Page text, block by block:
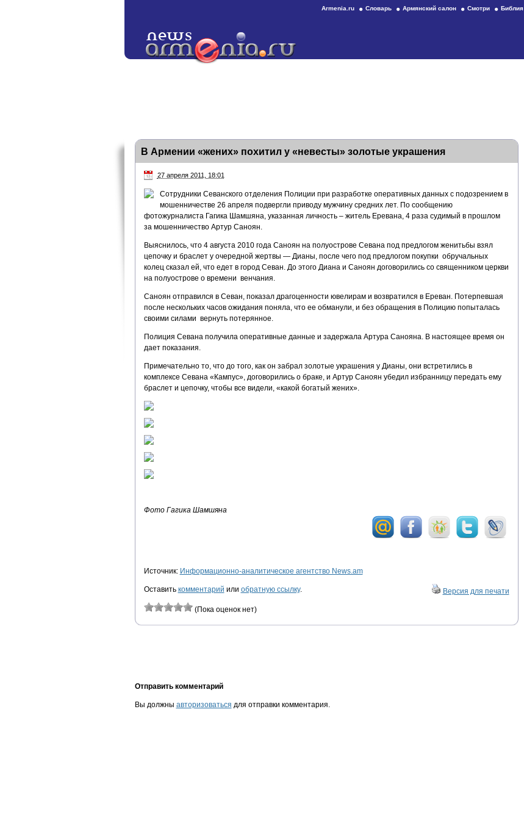
Armenia.ru Словарь Армянский салон Смотри Библия
В Армении «жених» похитил у «невесты» золотые украшения
27 апреля 2011, 18:01
Сотрудники Севанского отделения Полиции при разработке оперативных данных с подозрением в
мошенничестве 26 апреля подвергли приводу мужчину средних лет. По сообщению
фотожурналиста Гагика Шамшяна, указанная личность – житель Еревана, 4 раза судимый в прошлом
за мошенничество Артур Саноян.
Выяснилось, что 4 августа 2010 года Саноян на полуострове Севана под предлогом женитьбы взял
цепочку и браслет у очередной жертвы — Дианы, после чего под предлогом покупки обручальных
колец сказал ей, что едет в город Севан. До этого Диана и Саноян договорились со священником церкви
на полуострове о времени венчания.
Саноян отправился в Севан, показал драгоценности ювелирам и возвратился в Ереван. Потерпевшая
после нескольких часов ожидания поняла, что ее обманули, и без обращения в Полицию попыталась
своими силами вернуть потерянное.
Полиция Севана получила оперативные данные и задержала Артура Санояна. В настоящее время он
дает показания.
Примечательно то, что до того, как он забрал золотые украшения у Дианы, они встретились в
комплексе Севана «Кампус», договорились о браке, и Артур Саноян убедил избранницу передать ему
браслет и цепочку, чтобы все видели, «какой богатый жених».
Фото Гагика Шамшяна
Источник: Информационно-аналитическое агентство News.am
Оставить комментарий или обратную ссылку. Версия для печати
(Пока оценок нет)
Отправить комментарий
Вы должны авторизоваться для отправки комментария.